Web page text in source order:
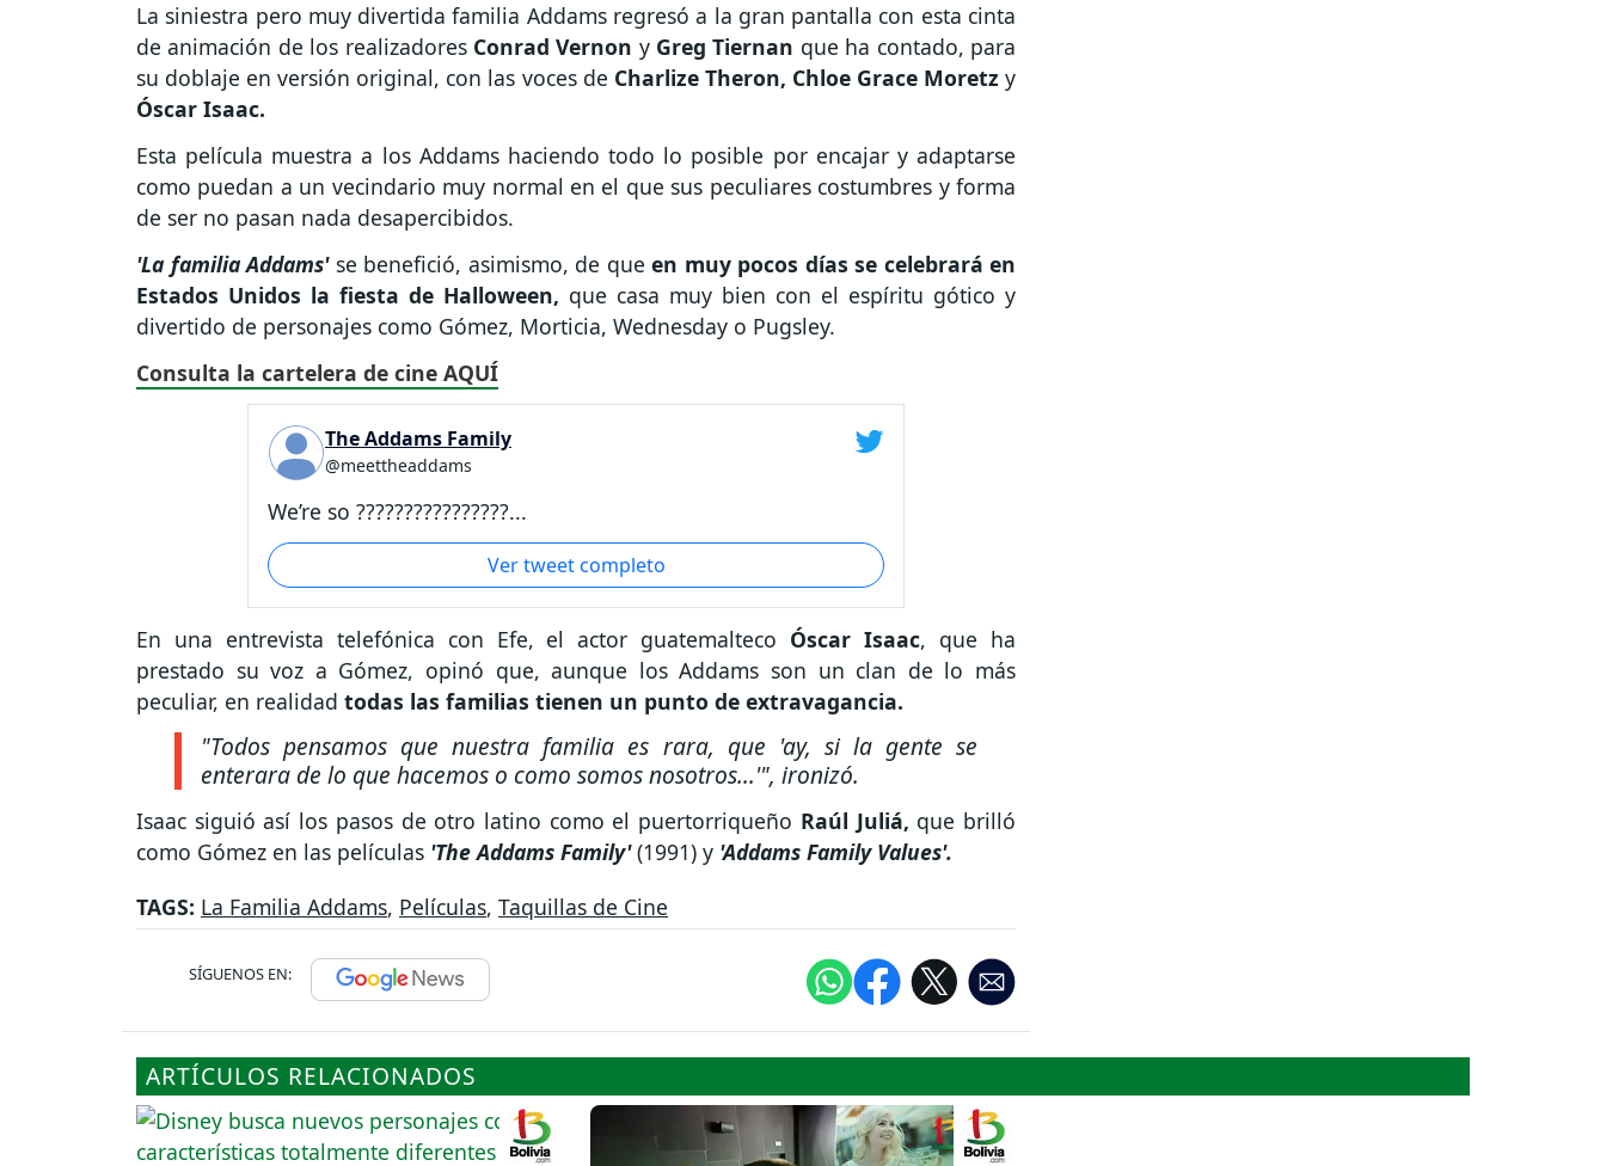
La siniestra pero muy divertida familia Addams regresó a la gran pantalla con esta cinta
de animación de los realizadores Conrad Vernon y Greg Tiernan que ha contado, para
su doblaje en versión original, con las voces de Charlize Theron, Chloe Grace Moretzy
Óscar Isaac.
Esta película muestra a los Addams haciendo todo lo posible por encajar y adaptarse
como puedan a un vecindario muy normal en el que sus peculiares costumbres y forma
de ser no pasan nada desapercibidos.
'La familia Addams'se benefició, asimismo, de que en muy pocos días se celebrará en
Estados Unidos la fiesta de Halloween, que casa muy bien con el espíritu gótico y
divertido de personajes como Gómez, Morticia, Wednesday o Pugsley.
Consulta la cartelera de cine AQUÍ
The Addams Family
@meettheaddams
We’re so ????????????????...
Ver tweet completo
En una entrevista telefónica con Efe, el actor guatemalteco Óscar Isaac, que ha
prestado su voz a Gómez, opinó que, aunque los Addams son un clan de lo más
peculiar, en realidad todas las familias tienen un punto de extravagancia.
"Todos pensamos que nuestra familia es rara, que 'ay, si la gente se
enterara de lo que hacemos o como somos nosotros...'", ironizó.
Isaac siguió así los pasos de otro latino como el puertorriqueño Raúl Juliá, que brilló
como Gómez en las películas 'The Addams Family'(1991) y 'Addams Family Values'.
TAGS: La Familia Addams, Películas, Taquillas de Cine
SÍGUENOS EN:
ARTÍCULOS RELACIONADOS